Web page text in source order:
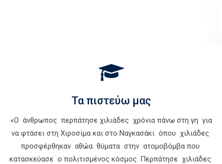
Τα πιστεύω μας
«Ο άνθρωπος περπάτησε χιλιάδες χρόνια πάνω στη γη για
να φτάσει στη Χιροσίμα και στο Ναγκασάκι όπου χιλιάδες
προσφέρθηκαν αθώα θύματα στην ατομοβόμβα που
κατασκεύασε ο πολιτισμένος κόσμος. Περπάτησε χιλιάδες